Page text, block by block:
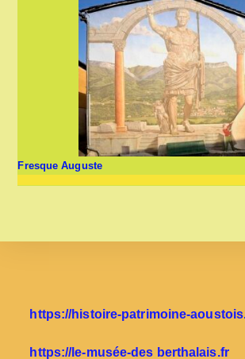
Fresque Auguste
https://histoire-patrimoine-
https://le-musée-des berthalais.fr